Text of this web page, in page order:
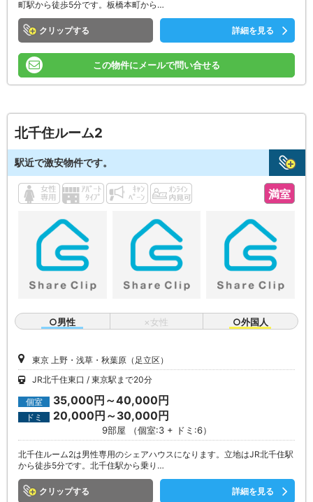
町駅から徒歩5分です。板橋本町から…
クリップ 詳細を見る
この物件にメールで問い合せる
北千住ルーム2
駅近で激安物件です。
満室
○男性 ×女性 ○外国人
東京 上野・浅草・秋葉原（足立区）
JR北千住東口
東京駅まで20分
個室 35,000円～40,000円
ドミ 20,000円～30,000円
9部屋 （個室:3 + ドミ:6）
北千住ルーム2は男性専用のシェアハウスになります。立地はJR北千住駅
から徒歩5分です。北千住駅から乗り…
クリップ 詳細を見る